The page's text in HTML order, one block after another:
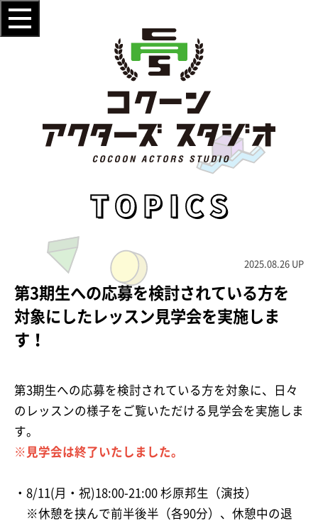
TOPICS
2025.08.26 UP
第3期生への応募を検討されている方を
対象にしたレッスン見学会を実施しま
す！
第3期生への応募を検討されている方を対象に、日々
のレッスンの様子をご覧いただける見学会を実施しま
す。
※見学会は終了いたしました。
・8/11(月・祝)18:00-21:00 杉原邦生（演技）
※休憩を挟んで前半後半（各90分）、休憩中の退